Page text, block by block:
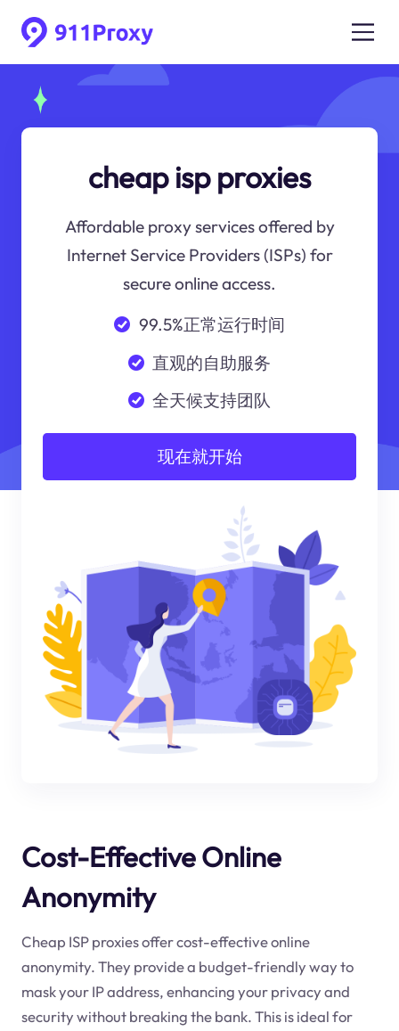
cheap isp proxies
Affordable proxy services offered by
Internet Service Providers (ISPs) for
secure online access.
99.5%正常运行时间
直观的自助服务
全天候支持团队
现在就开始
Cost-Effective Online
Anonymity
Cheap ISP proxies offer cost-effective online
anonymity. They provide a budget-friendly way to
mask your IP address, enhancing your privacy and
security without breaking the bank. This is ideal for